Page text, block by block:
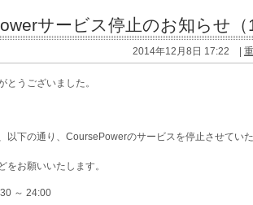
サービス停止のお知らせ（
2014年12月8日 17:22 |
うございました。
以下の通り、CoursePowerのサービスを停止させてい
お願いいたします。
～ 24:00